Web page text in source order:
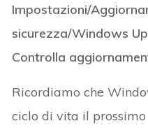
Impostazioni/
sicurezza/Windows
Controlla
Ricordiamo che
ciclo di vita il